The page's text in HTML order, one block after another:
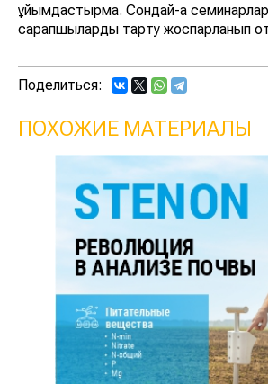
ұйымдастырмақ. Сондай-ақ
сарапшыларды тарту жоспарланып
Поделиться:
ПОХОЖИЕ МАТЕРИАЛЫ